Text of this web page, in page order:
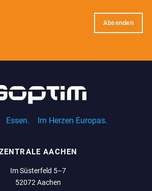
Essen. Im Herzen Europas.
AACHEN
Im Süsterfeld 5–7
52072 Aachen